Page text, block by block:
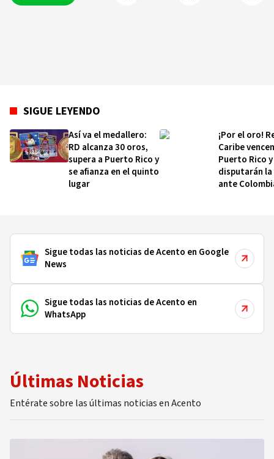
SIGUE LEYENDO
Así va el medallero:
RD alcanza 30 oros,
supera a Puerto Rico y
se afianza en el quinto
lugar
¡Por el oro!
Caribe
Puerto Rico y
disputarán
ante
Sigue todas las noticias de Acento en Google
News
Sigue todas las noticias de Acento en
WhatsApp